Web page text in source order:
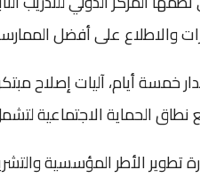
والاطلاع على أفضل
خمسة أيام، آليات إصلاح
نطاق الحماية الاجتماعية
تطوير الأطر المؤسسية